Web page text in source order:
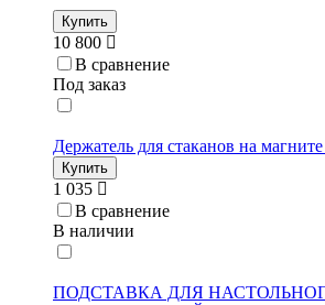
Купить
10 800
В сравнение
Под заказ
Держатель для стаканов на
Купить
1 035
В сравнение
В наличии
ПОДСТАВКА ДЛЯ